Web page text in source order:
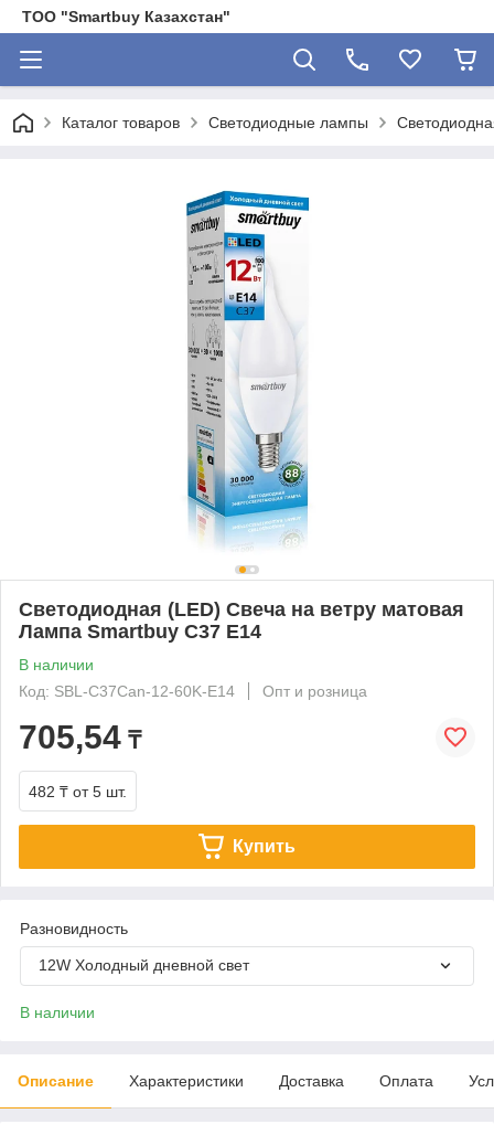
ТОО "Smartbuy Казахстан"
Каталог товаров Светодиодные лампы
Светодиодная (LED) Свеча на ветру матовая
Лампа Smartbuy C37 E14
В наличии
Код: SBL-C37Can-12-60K-E14
Опт и розница
705,54 ₸
482 ₸ от 5 шт.
Купить
Разновидность
12W Холодный дневной свет
В наличии
Описание Характеристики Доставка Оплата